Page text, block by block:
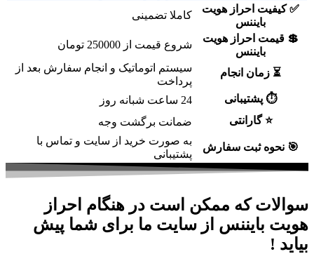
✅ کیفیت احراز هویت
بایننس
کاملا تضمینی
💲 قیمت احراز هویت
بایننس
شروع قیمت از 250000 تومان
⏳ زمان انجام
سیستم اتوماتیک و انجام سفارش بعد از
پرداخت
⏱ پشتیبانی
24 ساعت شبانه روز
⭐ گارانتی ضمانت برگشت وجه
🎯 نحوه ثبت سفارش
به صورت خرید از سایت و تماس با
پشتیبانی
سوالات که ممکن است در هنگام احراز
هویت بایننس از سایت ما برای شما پیش
بیاید !